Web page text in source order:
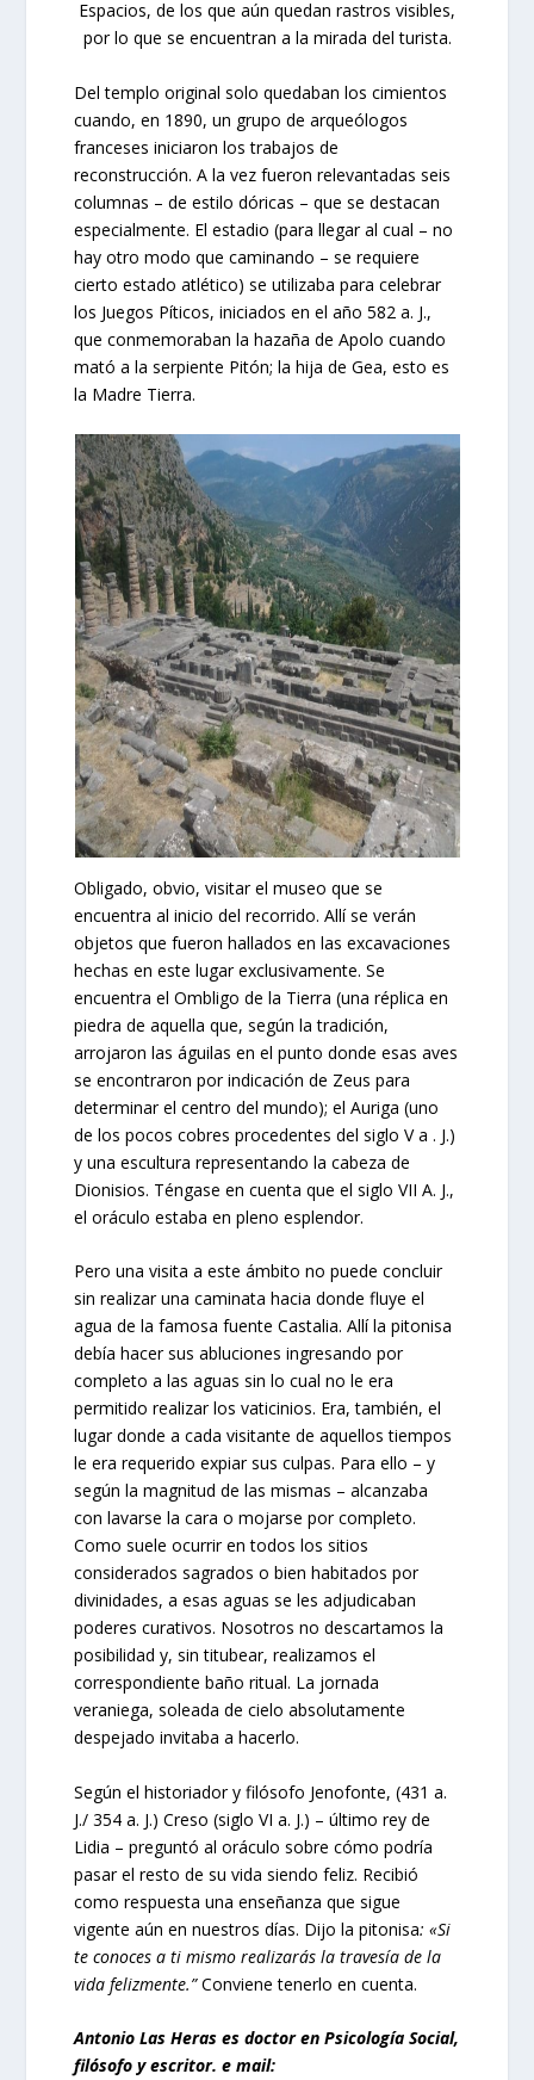
Espacios, de los que aún quedan rastros visibles,
por lo que se encuentran a la mirada del turista.
Del templo original solo quedaban los cimientos
cuando, en 1890, un grupo de arqueólogos
franceses iniciaron los trabajos de
reconstrucción. A la vez fueron relevantadas seis
columnas – de estilo dóricas – que se destacan
especialmente. El estadio (para llegar al cual – no
hay otro modo que caminando – se requiere
cierto estado atlético) se utilizaba para celebrar
los Juegos Píticos, iniciados en el año 582 a. J.,
que conmemoraban la hazaña de Apolo cuando
mató a la serpiente Pitón; la hija de Gea, esto es
la Madre Tierra.
Obligado, obvio, visitar el museo que se
encuentra al inicio del recorrido. Allí se verán
objetos que fueron hallados en las excavaciones
hechas en este lugar exclusivamente. Se
encuentra el Ombligo de la Tierra (una réplica en
piedra de aquella que, según la tradición,
arrojaron las águilas en el punto donde esas aves
se encontraron por indicación de Zeus para
determinar el centro del mundo); el Auriga (uno
de los pocos cobres procedentes del siglo V a . J.)
y una escultura representando la cabeza de
Dionisios. Téngase en cuenta que el siglo VII A. J.,
el oráculo estaba en pleno esplendor.
Pero una visita a este ámbito no puede concluir
sin realizar una caminata hacia donde fluye el
agua de la famosa fuente Castalia. Allí la pitonisa
debía hacer sus abluciones ingresando por
completo a las aguas sin lo cual no le era
permitido realizar los vaticinios. Era, también, el
lugar donde a cada visitante de aquellos tiempos
le era requerido expiar sus culpas. Para ello – y
según la magnitud de las mismas – alcanzaba
con lavarse la cara o mojarse por completo.
Como suele ocurrir en todos los sitios
considerados sagrados o bien habitados por
divinidades, a esas aguas se les adjudicaban
poderes curativos. Nosotros no descartamos la
posibilidad y, sin titubear, realizamos el
correspondiente baño ritual. La jornada
veraniega, soleada de cielo absolutamente
despejado invitaba a hacerlo.
Según el historiador y filósofo Jenofonte, (431 a.
J./ 354 a. J.) Creso (siglo VI a. J.) – último rey de
Lidia – preguntó al oráculo sobre cómo podría
pasar el resto de su vida siendo feliz. Recibió
como respuesta una enseñanza que sigue
vigente aún en nuestros días. Dijo la pitonisa: «Si
te conoces a ti mismo realizarás la travesía de la
vida felizmente.”Conviene tenerlo en cuenta.
Antonio Las Heras es doctor en Psicología Social,
filósofo y escritor. e mail: